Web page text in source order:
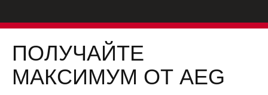
ПОЛУЧАЙТЕ
МАКСИМУМ ОТ AEG